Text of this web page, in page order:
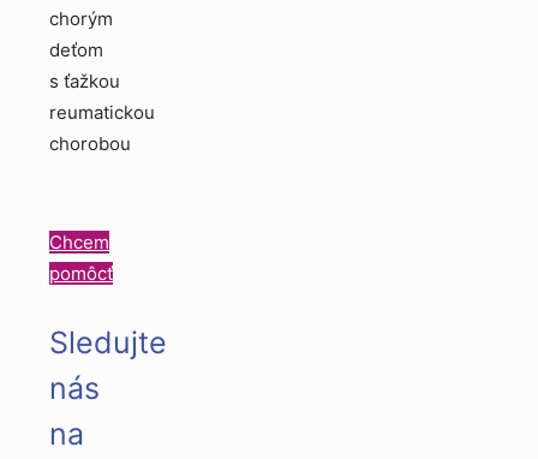
chorým
deťom
s ťažkou
reumatickou
chorobou
Chcem
pomôcť
Sledujte
nás
na